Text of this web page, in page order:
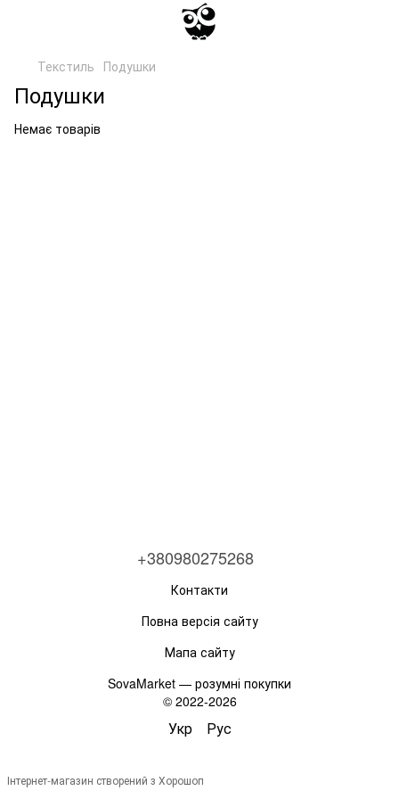
Текстиль Подушки
Подушки
Немає товарів
+380980275268
Контакти
Повна версія сайту
Мапа сайту
SovaMarket — розумні покупки
© 2022-2026
Укр Рус
Інтернет-магазин створений з Хорошоп